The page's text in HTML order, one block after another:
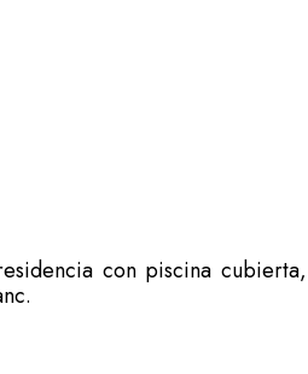
con piscina cubierta,